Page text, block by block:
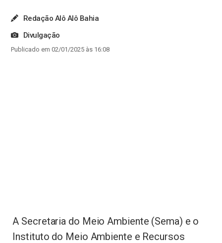
Redação Alô Alô Bahia
Divulgação
Publicado em 02/01/2025 às 16:08
A Secretaria do Meio Ambiente (Sema) e o
Instituto do Meio Ambiente e Recursos